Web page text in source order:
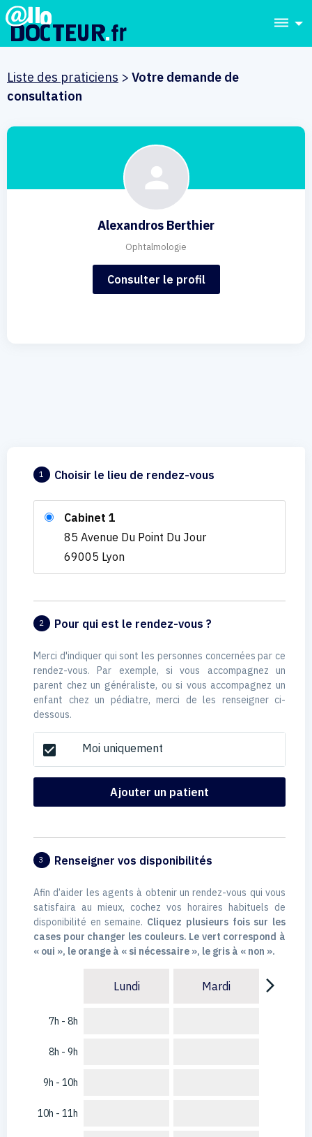
dehaze
Liste des praticiens > Votre demande de
consultation
Alexandros Berthier
Ophtalmologie
Consulter le profil
1 Choisir le lieu de rendez-vous
Cabinet 1
85 Avenue Du Point Du Jour
69005 Lyon
2 Pour qui est le rendez-vous ?
Merci d'indiquer qui sont les personnes concernées par ce
rendez-vous. Par exemple, si vous accompagnez un
parent chez un généraliste, ou si vous accompagnez un
enfant chez un pédiatre, merci de les renseigner ci-
dessous.
check_box Moi uniquement
Ajouter un patient
3 Renseigner vos disponibilités
Afin d’aider les agents à obtenir un rendez-vous qui vous
satisfaira au mieux, cochez vos horaires habituels de
disponibilité en semaine. Cliquez plusieurs fois sur les
cases pour changer les couleurs. Le vert correspond à
« oui », le orange à « si nécessaire », le gris à « non ».
7h - 8h
8h - 9h
9h - 10h
10h - 11h
Lundi Mardi arrow_forward_ios